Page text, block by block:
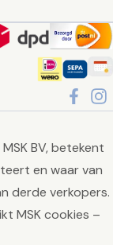
BV, betekent
en waar van
derde verkopers.
MSK cookies –